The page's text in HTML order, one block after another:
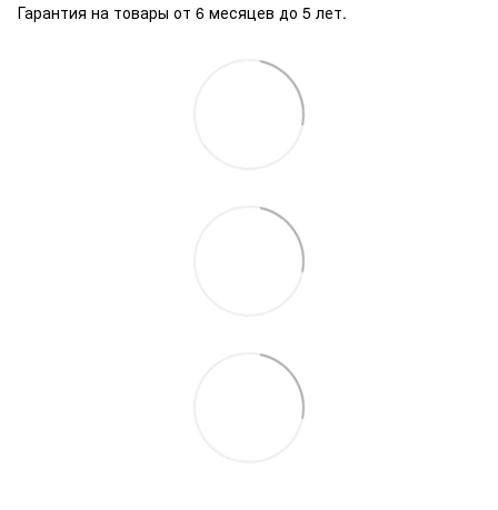
Гарантия на товары от 6 месяцев до 5 лет.